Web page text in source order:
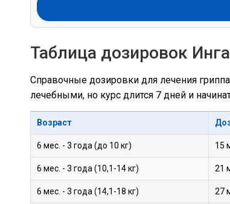
Таблица дозировок
Справочные дозировки для лечения
лечебными, но курс длится 7 дней и
Возраст
6 мес. - 3 года (до 10 кг) 15
6 мес. - 3 года (10,1-14 кг) 21
6 мес. - 3 года (14,1-18 кг) 27